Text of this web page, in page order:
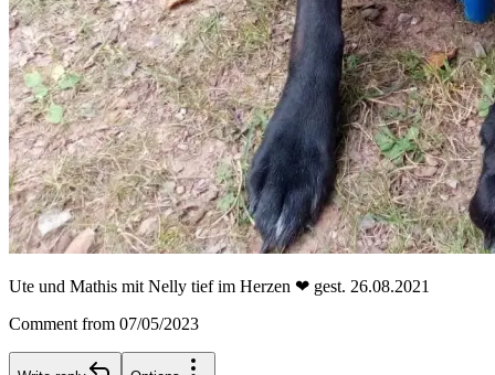
Ute und Mathis mit Nelly tief im Herzen ❤ gest. 26.08.2021
Comment from 07/05/2023